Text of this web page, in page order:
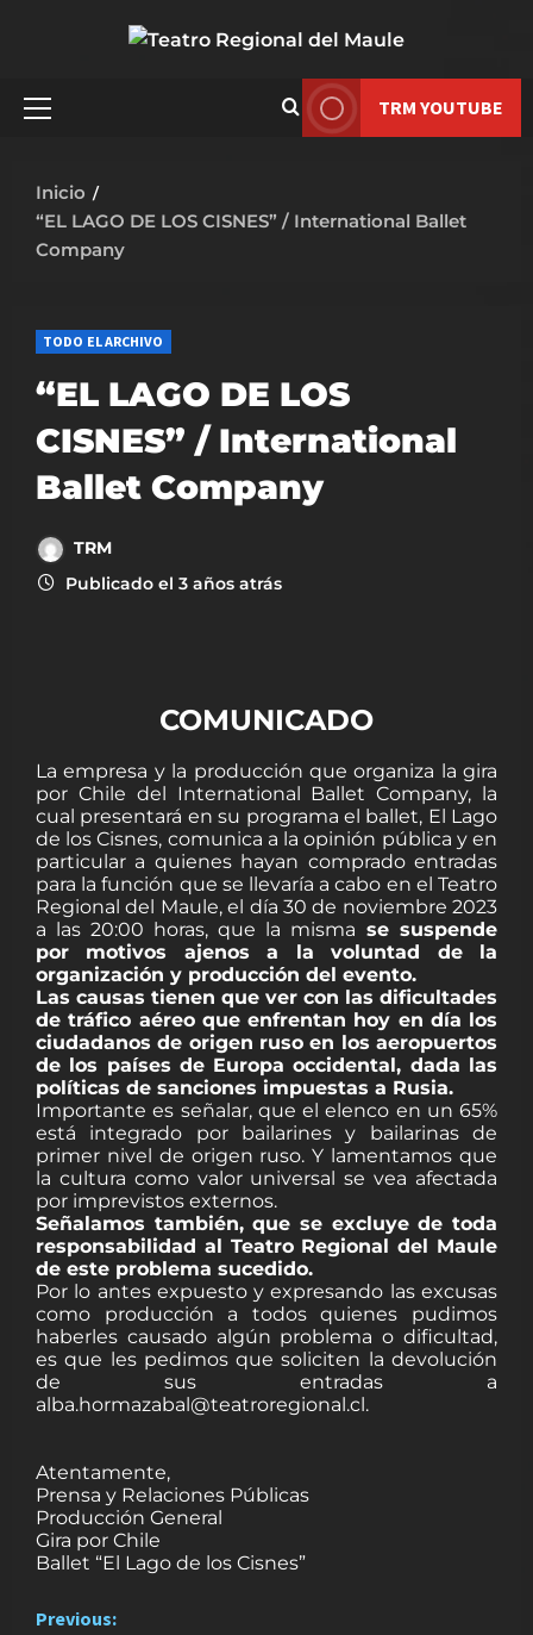
Menú
TRM YOUTUBE
Inicio
“EL LAGO DE LOS CISNES” / International Ballet
Company
TODO EL ARCHIVO
“EL LAGO DE LOS
CISNES” / International
Ballet Company
TRM
Publicado el 3 años atrás
COMUNICADO
La empresa y la producción que organiza la gira
por Chile del International Ballet Company, la
cual presentará en su programa el ballet, El Lago
de los Cisnes, comunica a la opinión pública y en
particular a quienes hayan comprado entradas
para la función que se llevaría a cabo en el Teatro
Regional del Maule, el día 30 de noviembre 2023
a las 20:00 horas, que la misma se suspende
por motivos ajenos a la voluntad de la
organización y producción del evento.
Las causas tienen que ver con las dificultades
de tráfico aéreo que enfrentan hoy en día los
ciudadanos de origen ruso en los aeropuertos
de los países de Europa occidental, dada las
políticas de sanciones impuestas a Rusia.
Importante es señalar, que el elenco en un 65%
está integrado por bailarines y bailarinas de
primer nivel de origen ruso. Y lamentamos que
la cultura como valor universal se vea afectada
por imprevistos externos.
Señalamos también, que se excluye de toda
responsabilidad al Teatro Regional del Maule
de este problema sucedido.
Por lo antes expuesto y expresando las excusas
como producción a todos quienes pudimos
haberles causado algún problema o dificultad,
es que les pedimos que soliciten la devolución
de sus entradas a
alba.hormazabal@teatroregional.cl.
Atentamente,
Prensa y Relaciones Públicas
Producción General
Gira por Chile
Ballet “El Lago de los Cisnes”
P
Previous: